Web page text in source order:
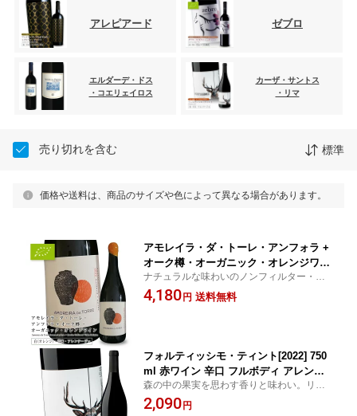
アレピアード ゼブロ
エルダーデ・ドス
・コエリェイロス
カーザ・サントス
・リマ
売り切れを含む 標準
価格や送料は、商品のサイズや色によって異なる場合があります。
アモレイラ・ダ・トーレ・アンフォラ +
オーク樽・オーガニック・オレンジワイ
ン [2022] 750ml 白ワイン 辛口 直輸入
アレンテージョ地方 ポルトガルワイン
ナチュラルな味わいのノンフィルター・オ
レンジワイン アンフォラと樽を半分ずつ
使用した2222本限定生産の希少品 エスニ
4,180 円 送料無料
フォルティッシモ・ティント[2022] 750
ml 赤ワイン 辛口 フルボディ アレンテ
ージョ地方 直輸入 ポルトガルワイン
森の中の果実を思わす香りと味わい。リッ
チなフルボディ。長い余韻。
2,090 円